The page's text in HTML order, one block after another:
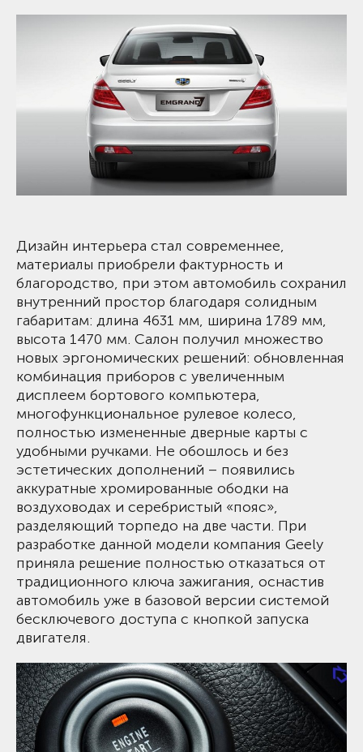
Дизайн интерьера стал современнее,
материалы приобрели фактурность и
благородство, при этом автомобиль сохранил
внутренний простор благодаря солидным
габаритам: длина 4631 мм, ширина 1789 мм,
высота 1470 мм. Салон получил множество
новых эргономических решений: обновленная
комбинация приборов с увеличенным
дисплеем бортового компьютера,
многофункциональное рулевое колесо,
полностью измененные дверные карты с
удобными ручками. Не обошлось и без
эстетических дополнений – появились
аккуратные хромированные ободки на
воздуховодах и серебристый «пояс»,
разделяющий торпедо на две части. При
разработке данной модели компания Geely
приняла решение полностью отказаться от
традиционного ключа зажигания, оснастив
автомобиль уже в базовой версии системой
бесключевого доступа с кнопкой запуска
двигателя.